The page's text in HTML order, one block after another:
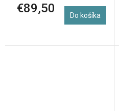
€89,50 Do košíka